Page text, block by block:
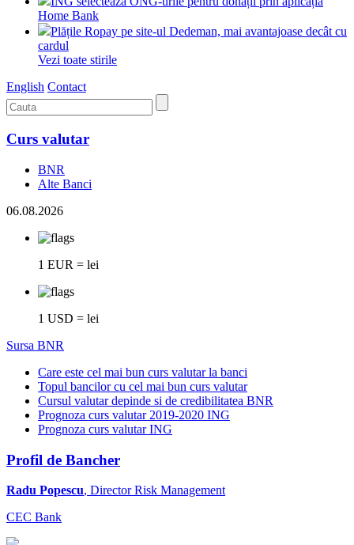
Home Bank
Plățile Ropay pe site-ul Dedeman, mai avantajoase decât cu
cardul
Vezi toate stirile
English Contact
Curs valutar
BNR
Alte Banci
06.08.2026
1 EUR = lei
1 USD = lei
Sursa BNR
Care este cel mai bun curs valutar la banci
Topul bancilor cu cel mai bun curs valutar
Cursul valutar depinde si de credibilitatea BNR
Prognoza curs valutar 2019-2020 ING
Prognoza curs valutar ING
Profil de Bancher
Radu Popescu, Director Risk Management
CEC Bank